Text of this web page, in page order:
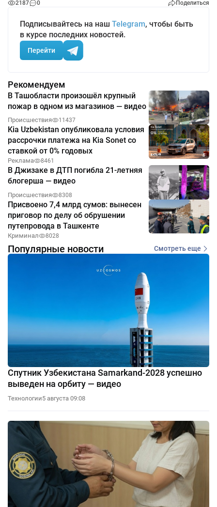
2187 0 Поделиться
Подписывайтесь на наш Telegram, чтобы быть
в курсе последних новостей.
Перейти
Рекомендуем
В Ташобласти произошёл крупный
пожар в одном из магазинов — видео
Происшествия 11437
Kia Uzbekistan опубликовала условия
рассрочки платежа на Kia Sonet со
ставкой от 0% годовых
Реклама 8461
В Джизаке в ДТП погибла 21-летняя
блогерша — видео
Происшествия 8308
Присвоено 7,4 млрд сумов: вынесен
приговор по делу об обрушении
путепровода в Ташкенте
Криминал 8028
Популярные новости Смотреть еще
Спутник Узбекистана Samarkand-2028 успешно
выведен на орбиту — видео
Технологии5 августа 09:08